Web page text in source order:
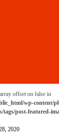
offset on false in
wp-content/
tags/post-featured-
2020